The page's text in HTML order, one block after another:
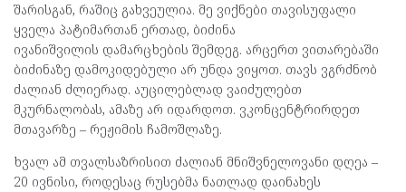
შარისგან, რაშიც გახვეულია. მე ვიქნები თავისუფალი
ყველა პატიმართან ერთად, ბიძინა
ივანიშვილის დამარცხების შემდეგ. არცერთ ვითარებაში
ბიძინაზე დამოკიდებული არ უნდა ვიყოთ. თავს ვგრძნობ
ძალიან ძლიერად. აუცილებლად ვაიძულებთ
მკურნალობას, ამაზე არ იდარდოთ. ვკონცენტრირდეთ
მთავარზე – რეჟიმის ჩამოშლაზე.
ხვალ ამ თვალსაზრისით ძალიან მნიშვნელოვანი დღეა –
20 ივნისი, როდესაც რუსებმა ნათლად დაინახეს